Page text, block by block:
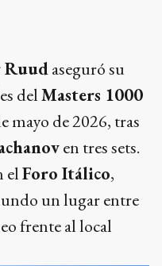
Ruudaseguró su
delMasters 1000
mayo de 2026, tras
en tres sets.
elForo Itálico,
un lugar entre
frente al local